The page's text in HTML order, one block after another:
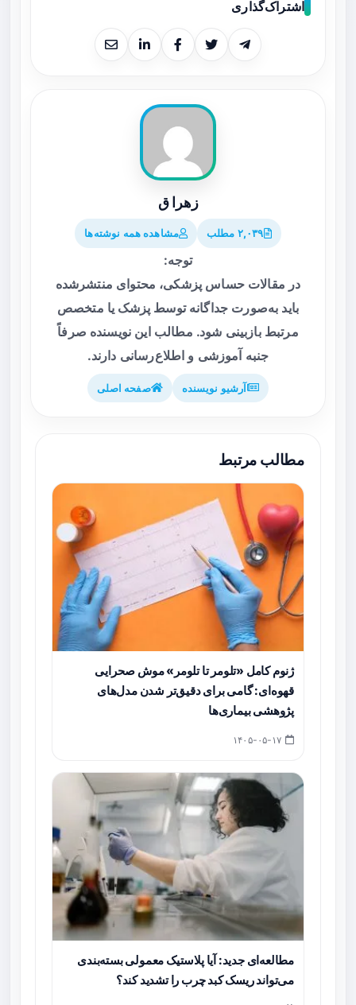
اشتراک‌گذاری
زهرا ق
۲,۰۳۹ مطلب مشاهده همه نوشته‌ها
توجه:
در مقالات حساس پزشکی، محتوای منتشرشده
باید به‌صورت جداگانه توسط پزشک یا متخصص
مرتبط بازبینی شود. مطالب این نویسنده صرفاً
جنبه آموزشی و اطلاع‌رسانی دارند.
آرشیو نویسنده صفحه اصلی
مطالب مرتبط
ژنوم کامل «تلومر تا تلومر» موش صحرایی
قهوه‌ای: گامی برای دقیق‌تر شدن مدل‌های
پژوهشی بیماری‌ها
مطالعه‌ای جدید: آیا پلاستیک معمولی بسته‌بندی
می‌تواند ریسک کبد چرب را تشدید کند؟